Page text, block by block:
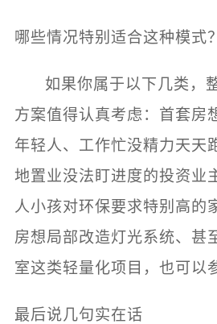
哪些情况特别适合这种模式？
如果你属于以下几类，
方案值得认真考虑：首套房
年轻人、工作忙没精力天天
地置业没法盯进度的投资业
人小孩对环保要求特别高的
房想局部改造灯光系统、甚
室这类轻量化项目，也可以
最后说几句实在话